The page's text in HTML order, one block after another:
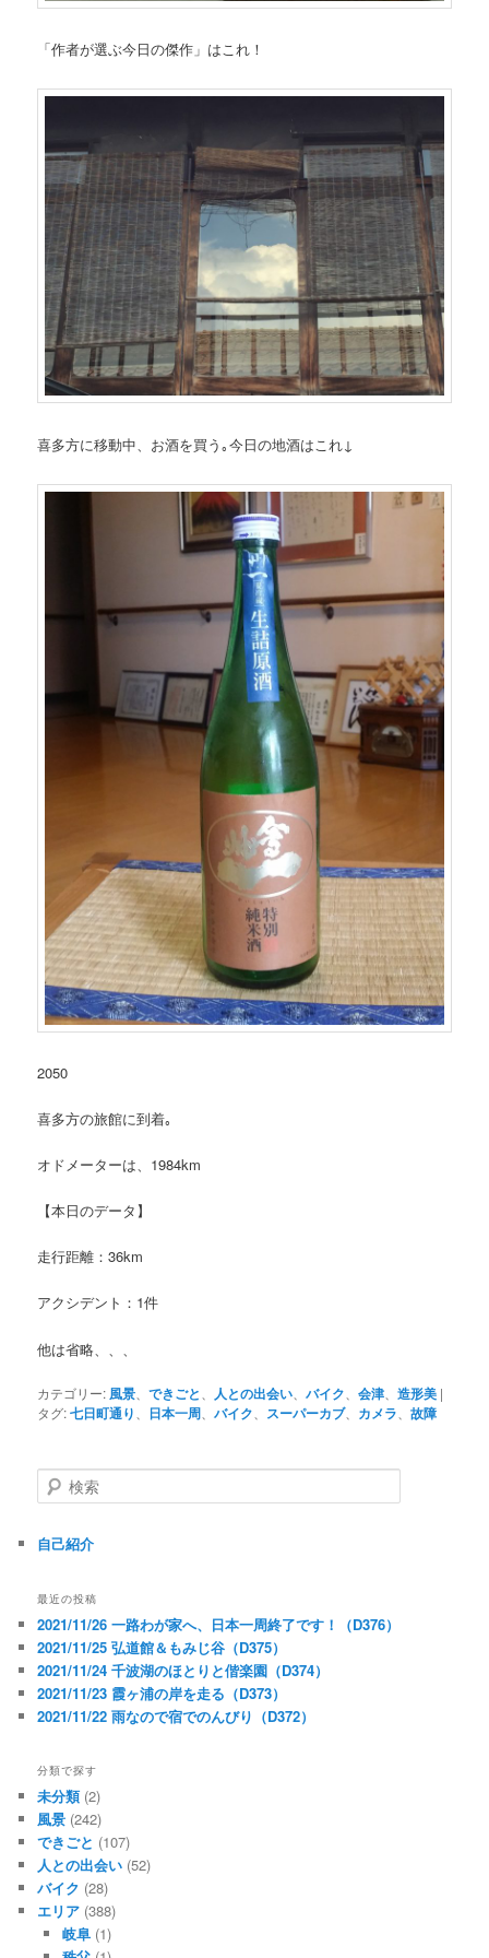
「作者が選ぶ今日の傑作」はこれ！
喜多方に移動中、お酒を買う｡今日の地酒はこれ↓
2050
喜多方の旅館に到着｡
オドメーターは、1984km
【本日のデータ】
走行距離：36km
アクシデント：1件
他は省略、、、
カテゴリー: 風景 、できごと 人との出会い 、バイク 、会津 、造形美 |
タグ:七日町通り 日本一周 、バイク スーパーカブ、 カメラ 、故障
検
索
自己紹介
最近の投稿
2021/11/26 一路わが家へ、日本一周終了です！（D376）
2021/11/25 弘道館＆もみじ谷（D375）
2021/11/24 千波湖のほとりと偕楽園（D374）
2021/11/23 霞ヶ浦の岸を走る（D373）
2021/11/22 雨なので宿でのんびり（D372）
分類で探す
未分類(2)
風景 (242)
できごと (107)
人との出会い (52)
バイク (28)
エリア (388)
岐阜(1)